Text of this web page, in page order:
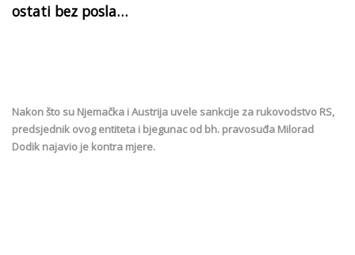
ostati bez posla…
Nakon što su Njemačka i Austrija uvele sankcije za rukovodstvo RS,
predsjednik ovog entiteta i bjegunac od bh. pravosuđa Milorad
Dodik najavio je kontra mjere.